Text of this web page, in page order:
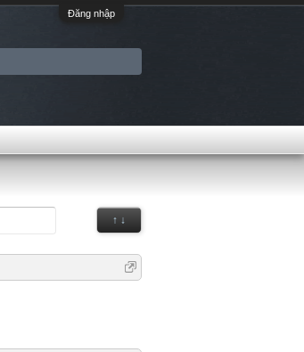
Đăng nhập
↑ ↓